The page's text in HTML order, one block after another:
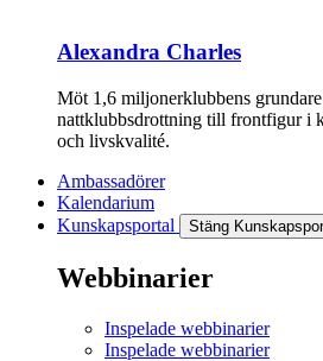
Alexandra Charles
Möt 1,6 miljonerklubbens
nattklubbsdrottning till frontfigur i
och livskvalité.
Ambassadörer
Kalendarium
Kunskapsportal
Stäng
Webbinarier
Inspelade webbinarier
Inspelade webbinarier